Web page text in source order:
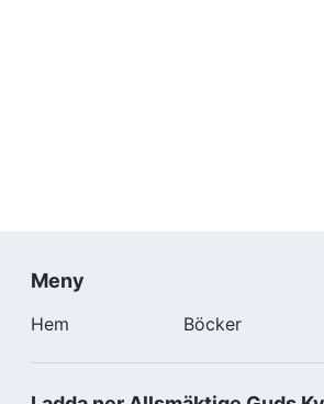
Meny
Hem Böcker